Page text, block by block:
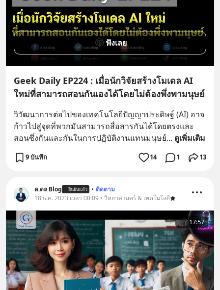
ฟังเลย
Geek Daily EP224 : เมื่อนักวิจัยสร้างโมเดล AI
ใหม่ที่สามารถสอนกันเองได้โดยไม่ต้องพึ่งพามนุษย์
วิวัฒนาการต่อไปของเทคโนโลยีปัญญาประดิษฐ์ (AI) อาจ
ก้าวไปสู่จุดที่พวกมันสามารถสื่อสารกันได้โดยตรงและ
สอนซึ่งกันและกันในการปฏิบัติงานแทนมนุษย์... ดูเพิ่มเติม
9 บันทึก 14 1 13
ด.ดล Blog ยืนยันแล้ว • ติดตาม
18 ธ.ค. 2023 เวลา 00:09 • วิทยาศาสตร์ & เทคโนโลยี
17:57